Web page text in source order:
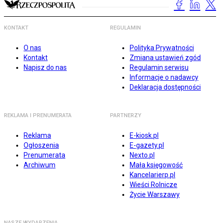
KONTAKT
O nas
Kontakt
Napisz do nas
REGULAMIN
Polityka Prywatności
Zmiana ustawień zgód
Regulamin serwisu
Informacje o nadawcy
Deklaracja dostępności
REKLAMA I PRENUMERATA
Reklama
Ogłoszenia
Prenumerata
Archiwum
PARTNERZY
E-kiosk.pl
E-gazety.pl
Nexto.pl
Mała księgowość
Kancelarierp.pl
Wieści Rolnicze
Życie Warszawy